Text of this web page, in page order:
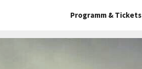
Programm & Tickets